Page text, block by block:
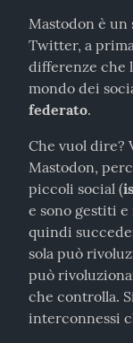
Mastodon è
Twitter, a
differenze che
federato.
Che vuol dire?
Mastodon,
piccoli social (
e sono gestiti
quindi
sola può
può
che controlla.
interconnessi